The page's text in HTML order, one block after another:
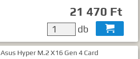
21 470 Ft
db 
Asus Hyper M.2 X16 Gen 4 Card